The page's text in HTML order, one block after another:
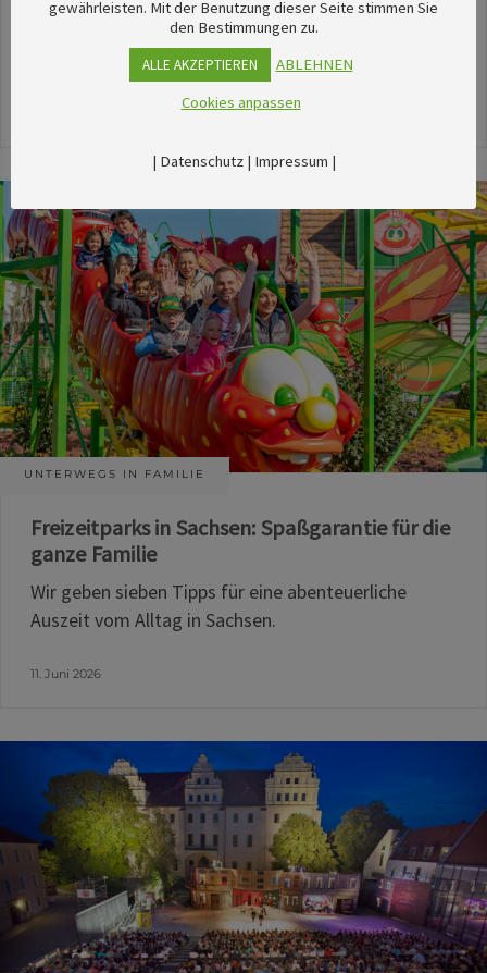
stimmungsvolle Veranstaltungen im August
herausgesucht.
UNTERWEGS IN FAMILIE
Freizeitparks in Sachsen: Spaßgarantie für die
ganze Familie
Wir geben sieben Tipps für eine abenteuerliche
Auszeit vom Alltag in Sachsen.
11. Juni 2026
gewährleisten. Mit der Benutzung dieser Seite stimmen Sie
den Bestimmungen zu.
ALLE AKZEPTIEREN
ABLEHNEN
Cookies anpassen
| Datenschutz| Impressum |